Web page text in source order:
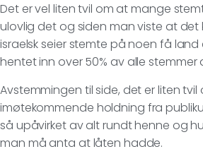
Det er vel liten tvil om at mange
ulovlig det og siden man viste at det
israelsk seier stemte på noen få
hentet inn over 50% av alle stemmer
Avstemmingen til side, det er liten
imøtekommende holdning fra
så upåvirket av alt rundt henne og
man må anta at låten hadde.